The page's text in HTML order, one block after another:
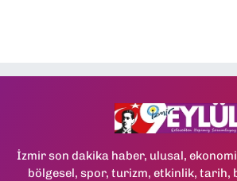
İzmir son dakika haber, ulusal,
bölgesel, spor, turizm, etkinlik, tarih,